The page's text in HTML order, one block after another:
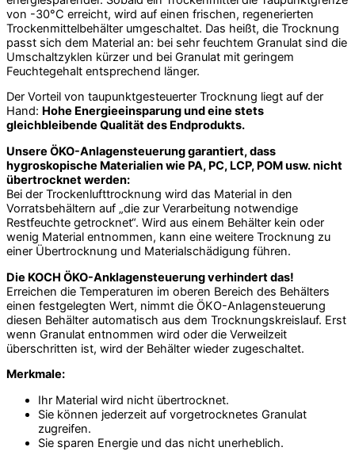
von -30°C erreicht, wird auf einen frischen, regenerierten
Trockenmittelbehälter umgeschaltet. Das heißt, die Trocknung
passt sich dem Material an: bei sehr feuchtem Granulat sind die
Umschaltzyklen kürzer und bei Granulat mit geringem
Feuchtegehalt entsprechend länger.
Der Vorteil von taupunktgesteuerter Trocknung liegt auf der
Hand: Hohe Energieeinsparung und eine stets
gleichbleibende Qualität des Endprodukts.
Unsere ÖKO-Anlagensteuerung garantiert, dass
hygroskopische Materialien wie PA, PC, LCP, POM usw. nicht
übertrocknet werden:
Bei der Trockenlufttrocknung wird das Material in den
Vorratsbehältern auf „die zur Verarbeitung notwendige
Restfeuchte getrocknet“. Wird aus einem Behälter kein oder
wenig Material entnommen, kann eine weitere Trocknung zu
einer Übertrocknung und Materialschädigung führen.
Die KOCH ÖKO-Anklagensteuerung verhindert das!
Erreichen die Temperaturen im oberen Bereich des Behälters
einen festgelegten Wert, nimmt die ÖKO-Anlagensteuerung
diesen Behälter automatisch aus dem Trocknungskreislauf. Erst
wenn Granulat entnommen wird oder die Verweilzeit
überschritten ist, wird der Behälter wieder zugeschaltet.
Merkmale:
Ihr Material wird nicht übertrocknet.
Sie können jederzeit auf vorgetrocknetes Granulat
zugreifen.
Sie sparen Energie und das nicht unerheblich.